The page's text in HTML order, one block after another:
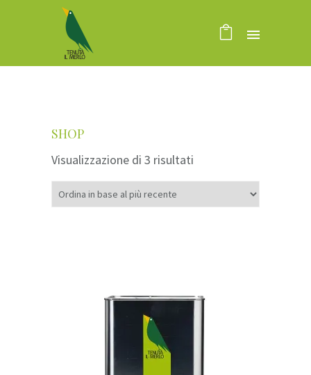
SHOP
Visualizzazione di 3 risultati